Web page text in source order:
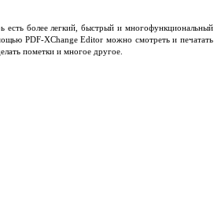
более легкий, быстрый и многофункциональный
PDF-XChange Editor можно смотреть и печатать
пометки и многое другое.